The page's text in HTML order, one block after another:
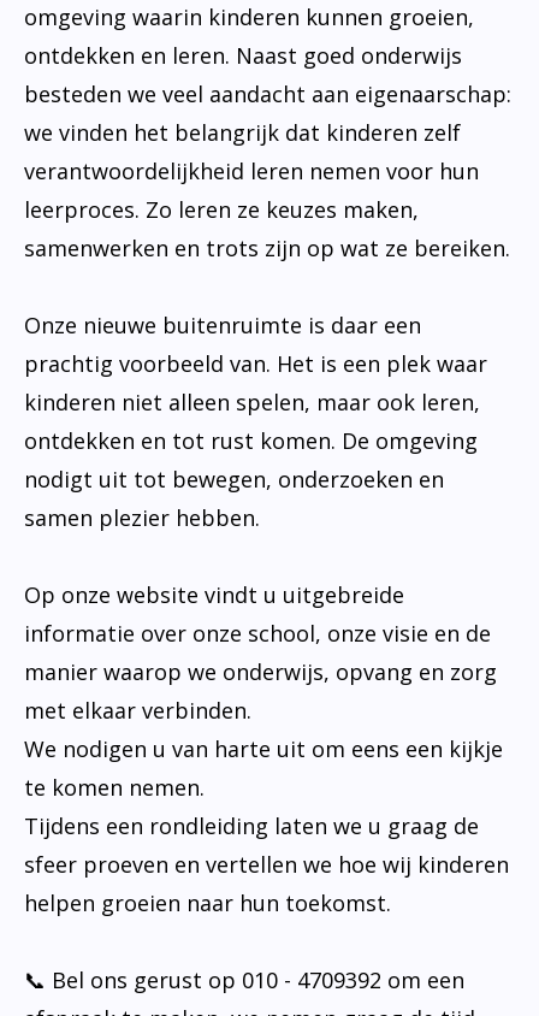
omgeving waarin kinderen kunnen groeien,
ontdekken en leren. Naast goed onderwijs
besteden we veel aandacht aan eigenaarschap:
we vinden het belangrijk dat kinderen zelf
verantwoordelijkheid leren nemen voor hun
leerproces. Zo leren ze keuzes maken,
samenwerken en trots zijn op wat ze bereiken.
Onze nieuwe buitenruimte is daar een
prachtig voorbeeld van. Het is een plek waar
kinderen niet alleen spelen, maar ook leren,
ontdekken en tot rust komen. De omgeving
nodigt uit tot bewegen, onderzoeken en
samen plezier hebben.
Op onze website vindt u uitgebreide
informatie over onze school, onze visie en de
manier waarop we onderwijs, opvang en zorg
met elkaar verbinden.
We nodigen u van harte uit om eens een kijkje
te komen nemen.
Tijdens een rondleiding laten we u graag de
sfeer proeven en vertellen we hoe wij kinderen
helpen groeien naar hun toekomst.
📞 Bel ons gerust op 010 - 4709392 om een